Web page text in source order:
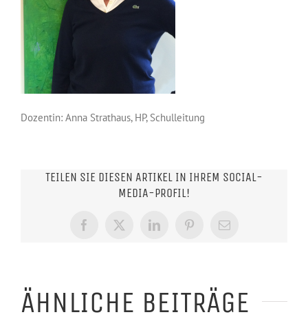
Dozentin: Anna Strathaus, HP, Schulleitung
TEILEN SIE DIESEN ARTIKEL IN IHREM SOCIAL-
MEDIA-PROFIL!
Facebook
X LinkedInPinterest
E-
ÄHNLICHE BEITRÄGE